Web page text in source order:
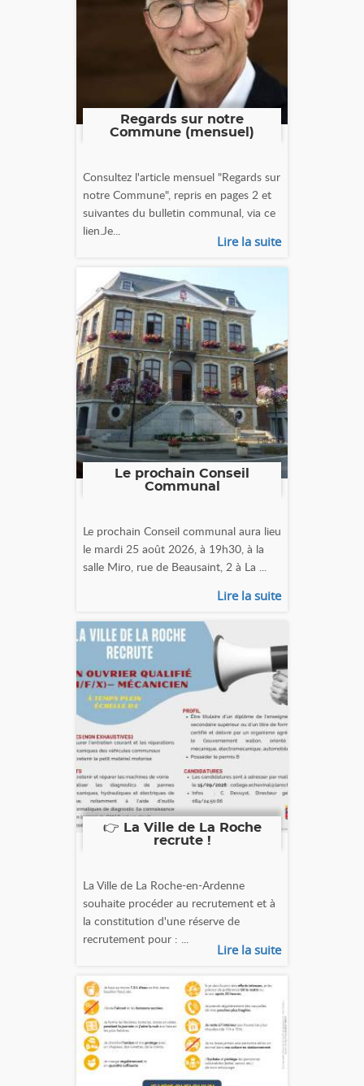
Regards sur notre
Commune (mensuel)
Consultez l'article mensuel "Regards sur
notre Commune", repris en pages 2 et
suivantes du bulletin communal, via ce
lien.Je...
Lire la suite
Le prochain Conseil
Communal
Le prochain Conseil communal aura lieu
le mardi 25 août 2026, à 19h30, à la
salle Miro, rue de Beausaint, 2 à La ...
Lire la suite
👉 La Ville de La Roche
recrute !
La Ville de La Roche-en-Ardenne
souhaite procéder au recrutement et à
la constitution d'une réserve de
recrutement pour : ...
Lire la suite